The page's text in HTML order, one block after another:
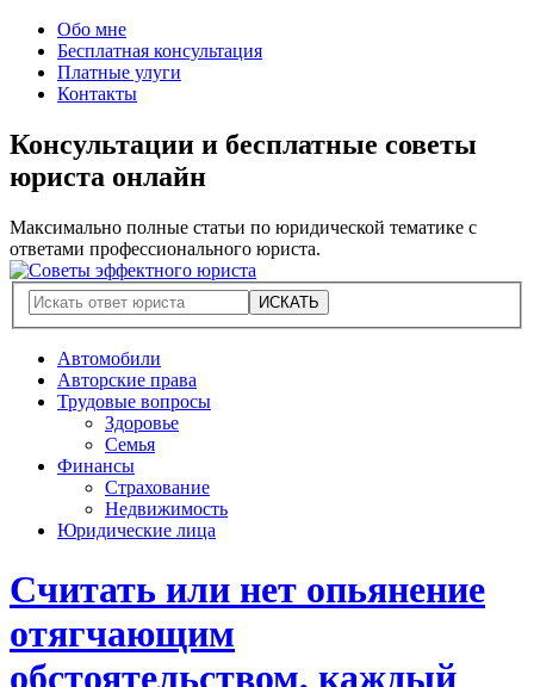
Обо мне
Бесплатная консультация
Платные улуги
Контакты
Консультации и бесплатные советы
юриста онлайн
Максимально полные статьи по юридической тематике с
ответами профессионального юриста.
Автомобили
Авторские права
Трудовые вопросы
Здоровье
Семья
Финансы
Страхование
Недвижимость
Юридические лица
Считать или нет опьянение
отягчающим
обстоятельством, каждый